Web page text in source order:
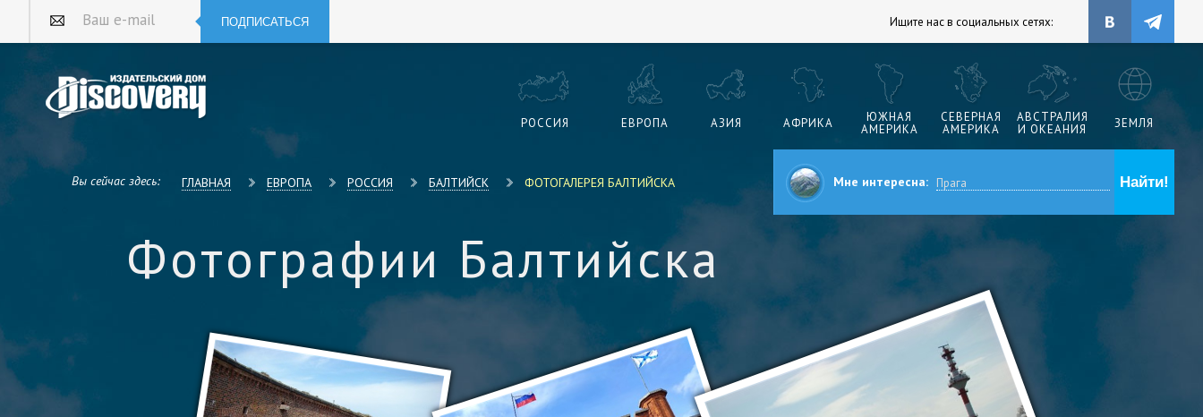
Ваш e-mail ПОДПИСАТЬСЯ Ищите нас в социальных сетях:
РОССИЯ ЕВРОПА АЗИЯ АФРИКА
ЮЖНАЯ
АМЕРИКА
СЕВЕРНАЯ
АМЕРИКА
АВСТРАЛИЯ
И ОКЕАНИЯ
ЗЕМЛЯ
Вы сейчас здесь: ГЛАВНАЯ ЕВРОПА РОССИЯ БАЛТИЙСК ФОТОГАЛЕРЕЯ БАЛТИЙСКА Мне интересна:
Фотографии Балтийска